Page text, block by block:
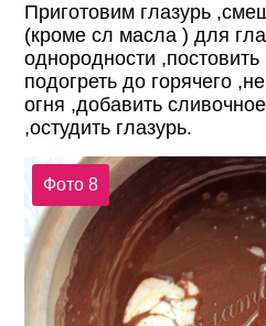
Приготовим глазурь
(кроме сл масла ) для
однородности
подогреть до горячего
огня ,добавить
,остудить глазурь.
Фото 8